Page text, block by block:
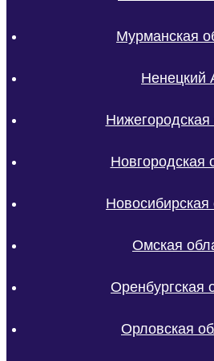
Мурманская
Ненецкий
Нижегородская
Новгородская
Новосибирская
Омская
Оренбургская
Орловская